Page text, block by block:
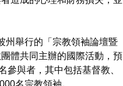
州舉行的「宗教領袖論壇暨
體共同主辦的國際活動，預
參與者，其中包括基督教、
名宗教領袖。